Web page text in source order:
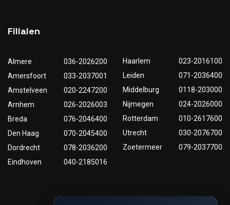
Filialen
Almere
036-2026200
Amersfoort
033-2037001
Amstelveen
020-2247200
Arnhem
026-2026003
Breda
076-2046400
Den Haag
070-2045400
Dordrecht
078-2036200
Eindhoven
040-2185016
Haarlem
023-2016100
Leiden
071-2036400
Middelburg
0118-203000
Nijmegen
024-2026000
Rotterdam
010-2617600
Utrecht
030-2076700
Zoetermeer
079-2037700